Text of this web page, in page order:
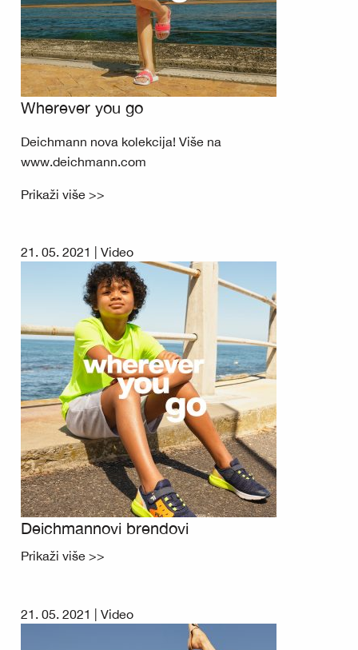
Wherever you go
Deichmann nova kolekcija! Više na
www.deichmann.com
Prikaži više >>
21. 05. 2021 | Video
Deichmannovi brendovi
Prikaži više >>
21. 05. 2021 | Video